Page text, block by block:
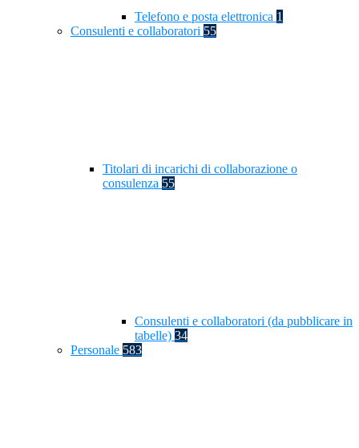
Telefono e posta elettronica 1
Consulenti e collaboratori 55
Titolari di incarichi di collaborazione o
consulenza 55
Consulenti e collaboratori (da pubblicare in
tabelle) 34
Personale 583